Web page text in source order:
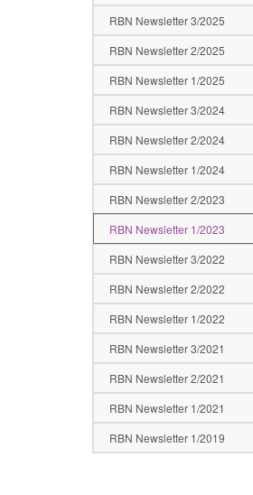
RBN Newsletter 3/2025
RBN Newsletter 2/2025
RBN Newsletter 1/2025
RBN Newsletter 3/2024
RBN Newsletter 2/2024
RBN Newsletter 1/2024
RBN Newsletter 2/2023
RBN Newsletter 1/2023
RBN Newsletter 3/2022
RBN Newsletter 2/2022
RBN Newsletter 1/2022
RBN Newsletter 3/2021
RBN Newsletter 2/2021
RBN Newsletter 1/2021
RBN Newsletter 1/2019